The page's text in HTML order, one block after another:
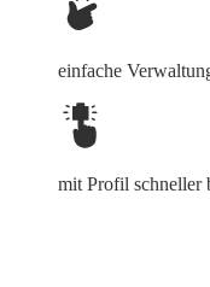
einfache
mit Profil schneller